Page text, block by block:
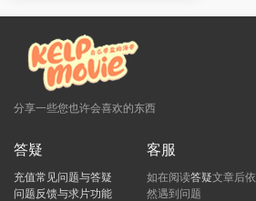
分享一些您也许会喜欢的东西
答疑
充值常见问题与答疑
问题反馈与求片功能
客服
如在阅读答疑文章后依
然遇到问题